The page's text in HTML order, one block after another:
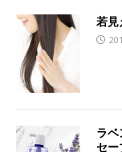
若見
ラ
セー